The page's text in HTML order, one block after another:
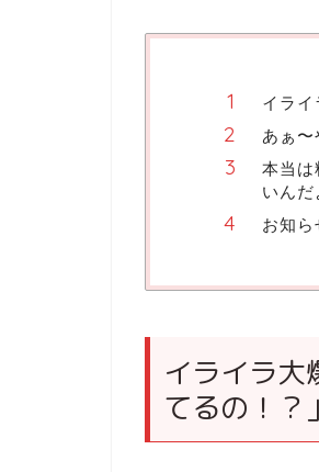
イライ
あぁ〜
本当は
いんだ
お知ら
イライラ大
てるの！？」